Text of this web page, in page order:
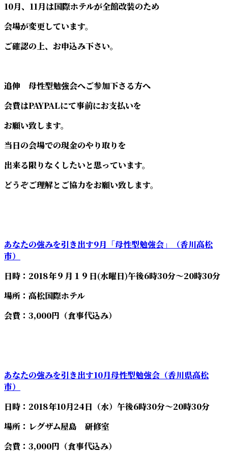
10月、11月は国際ホテルが全館改装のため
会場が変更しています。
ご確認の上、お申込み下さい。
追伸 母性型勉強会へご参加下さる方へ
会費はPAYPALにて事前にお支払いを
お願い致します。
当日の会場での現金のやり取りを
出来る限りなくしたいと思っています。
どうぞご理解とご協力をお願い致します。
あなたの強みを引き出す9月「母性型勉強会」（香川高松
市）
日時：2018年９月１９日(水曜日)午後6時30分～20時30分
場所：高松国際ホテル
会費：3,000円（食事代込み）
あなたの強みを引き出す10月母性型勉強会（香川県高松
市）
日時：2018年10月24日（水）午後6時30分～20時30分
場所：レグザム屋島 研修室
会費：3,000円（食事代込み）